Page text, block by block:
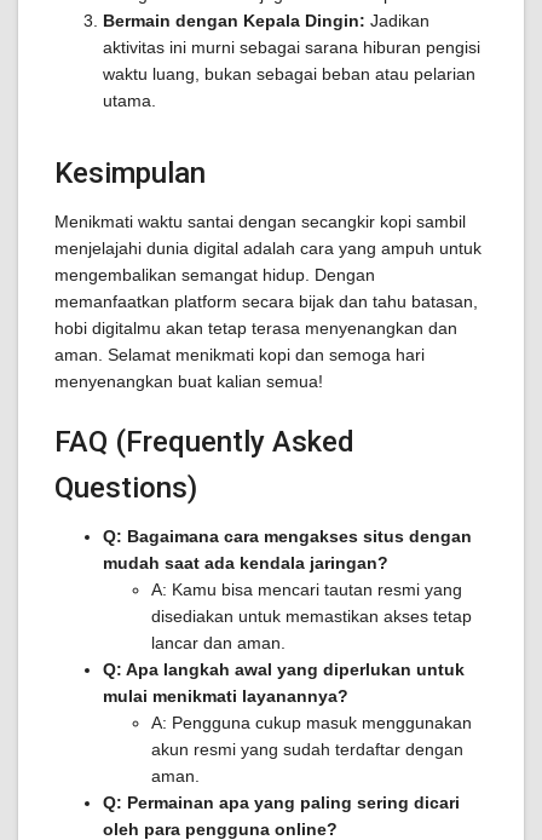
Bermain dengan Kepala Dingin: Jadikan
aktivitas ini murni sebagai sarana hiburan pengisi
waktu luang, bukan sebagai beban atau pelarian
utama.
Kesimpulan
Menikmati waktu santai dengan secangkir kopi sambil
menjelajahi dunia digital adalah cara yang ampuh untuk
mengembalikan semangat hidup. Dengan
memanfaatkan platform secara bijak dan tahu batasan,
hobi digitalmu akan tetap terasa menyenangkan dan
aman. Selamat menikmati kopi dan semoga hari
menyenangkan buat kalian semua!
FAQ (Frequently Asked
Questions)
Q: Bagaimana cara mengakses situs dengan
mudah saat ada kendala jaringan?
A: Kamu bisa mencari tautan resmi yang
disediakan untuk memastikan akses tetap
lancar dan aman.
Q: Apa langkah awal yang diperlukan untuk
mulai menikmati layanannya?
A: Pengguna cukup masuk menggunakan
akun resmi yang sudah terdaftar dengan
aman.
Q: Permainan apa yang paling sering dicari
oleh para pengguna online?